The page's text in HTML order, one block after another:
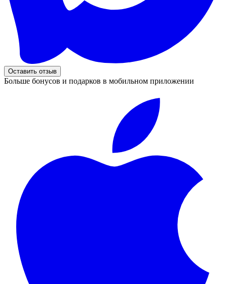
Оставить отзыв
Больше бонусов и подарков в мобильном приложении